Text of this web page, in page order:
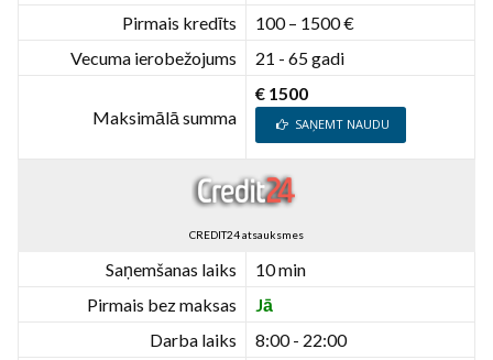
Pirmais kredīts
100 – 1500 €
Vecuma ierobežojums
21 - 65 gadi
Maksimālā summa
€ 1500
SAŅEMT NAUDU
CREDIT24 atsauksmes
Saņemšanas laiks
10 min
Pirmais bez maksas
Jā
Darba laiks
8:00 - 22:00